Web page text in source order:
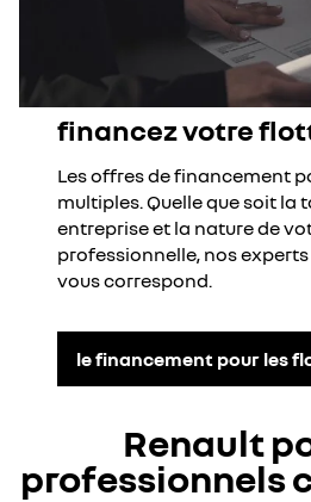
financez votre
Les offres de financement
multiples. Quelle que soit la
entreprise et la nature de
professionnelle, nos
vous correspond.
le financement pour les
Renault
professionnels